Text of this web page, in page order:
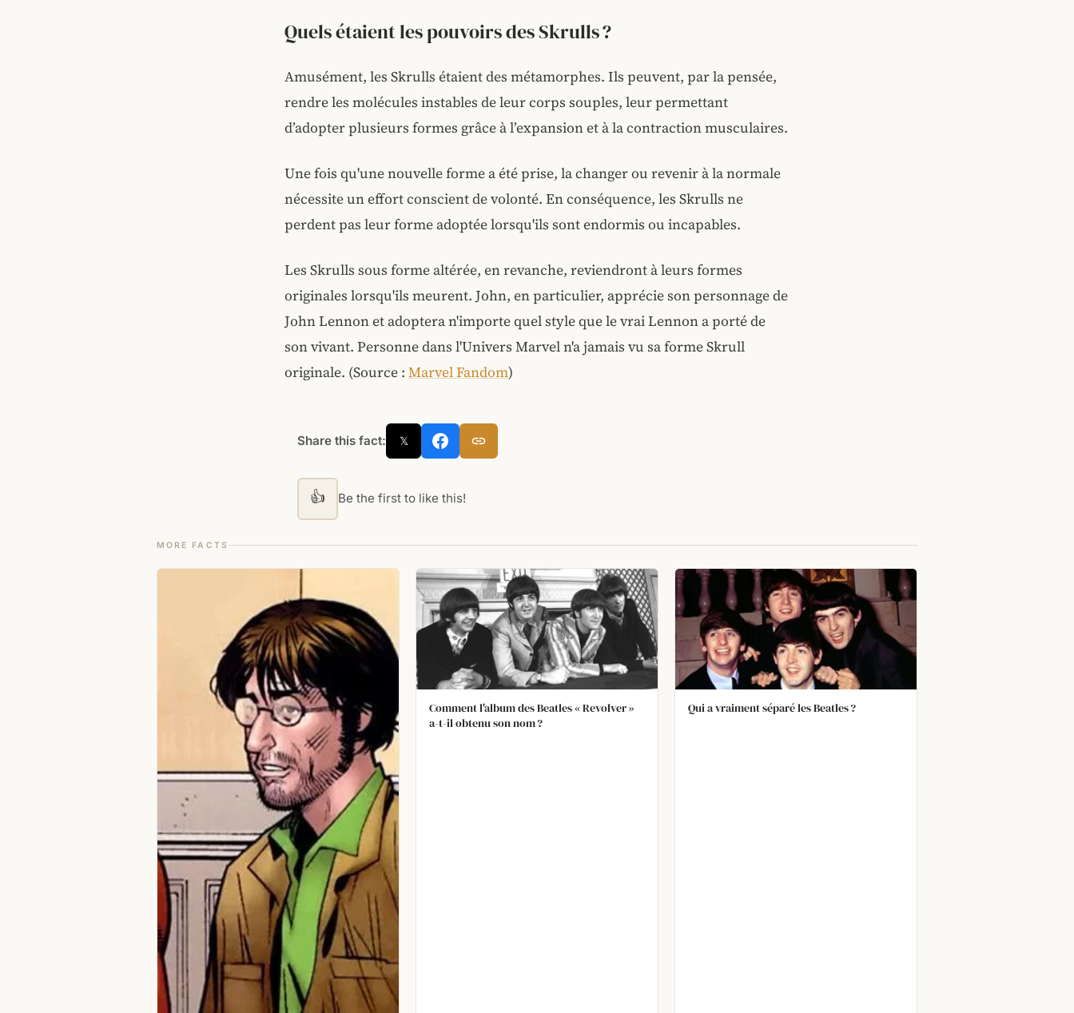
Quels étaient les pouvoirs des Skrulls ?
Amusément, les Skrulls étaient des métamorphes. Ils peuvent, par la pensée,
rendre les molécules instables de leur corps souples, leur permettant
d’adopter plusieurs formes grâce à l’expansion et à la contraction musculaires.
Une fois qu'une nouvelle forme a été prise, la changer ou revenir à la normale
nécessite un effort conscient de volonté. En conséquence, les Skrulls ne
perdent pas leur forme adoptée lorsqu'ils sont endormis ou incapables.
Les Skrulls sous forme altérée, en revanche, reviendront à leurs formes
originales lorsqu'ils meurent. John, en particulier, apprécie son personnage de
John Lennon et adoptera n'importe quel style que le vrai Lennon a porté de
son vivant. Personne dans l'Univers Marvel n'a jamais vu sa forme Skrull
originale. (Source : Marvel Fandom)
Share this fact: 𝕏
👍 Be the first to like this!
MORE FACTS
Comment l'album des Beatles « Revolver »
a-t-il obtenu son nom ?
Qui a vraiment séparé les Beatles ?